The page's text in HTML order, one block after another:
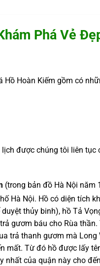
Phá Vẻ
Hoàn Kiếm gồm có
được chúng tôi liên
(trong bản đồ Hà Nội năm
Hà Nội. Hồ có diện tích
thủy binh), hồ Tả
gươm báu cho Rùa
trả thanh gươm mà
Từ đó hồ được lấy
nhất của quận này cho